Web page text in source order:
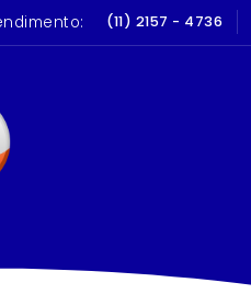
(11) 2157 - 4736